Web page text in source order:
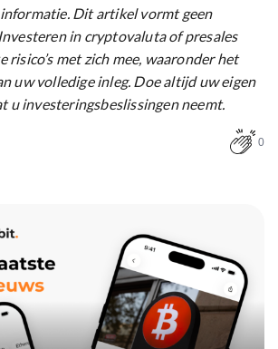
Dit artikel vormt geen
in cryptovaluta of presales
risico’s met zich mee, waaronder het
uw volledige inleg. Doe altijd uw eigen
u investeringsbeslissingen neemt.
0